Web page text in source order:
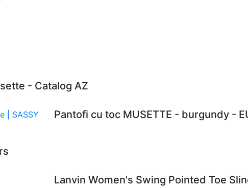
- Catalog AZ
Pantofi cu toc MUSETTE - burgundy -
Lanvin Women's Swing Pointed Toe